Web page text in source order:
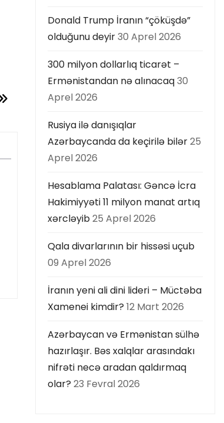
Donald Trump İranın “çöküşdə”
olduğunu deyir30 Aprel 2026
300 milyon dollarlıq ticarət –
Ermənistandan nə alınacaq30
Aprel 2026
Rusiya ilə danışıqlar
Azərbaycanda da keçirilə bilər25
Aprel 2026
Hesablama Palatası: Gəncə İcra
Hakimiyyəti 11 milyon manat artıq
xərcləyib25 Aprel 2026
Qala divarlarının bir hissəsi uçub
09 Aprel 2026
İranın yeni ali dini lideri – Müctəba
Xamenei kimdir? 12 Mart 2026
Azərbaycan və Ermənistan sülhə
hazırlaşır. Bəs xalqlar arasındakı
nifrəti necə aradan qaldırmaq
olar? 23 Fevral 2026